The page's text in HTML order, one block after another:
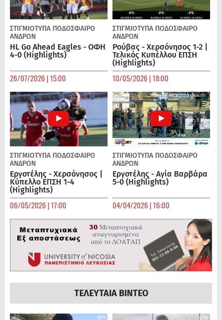
ΣΤΙΓΜΙΟΤΥΠΑ ΠΟΔΌΣΦΑΙΡΟ
ΑΝΔΡΏΝ
HL Go Ahead Eagles - ΟΦΗ
4-0 (Highlights)
26/07/2026 | 15:00
ΣΤΙΓΜΙΟΤΥΠΑ ΠΟΔΌΣΦΑΙΡΟ
ΑΝΔΡΏΝ
Ρούβας - Χερσόνησος 1-2 |
Τελικός Κυπέλλου ΕΠΣΗ
(Highlights)
10/05/2026 | 18:00
ΣΤΙΓΜΙΟΤΥΠΑ ΠΟΔΌΣΦΑΙΡΟ
ΑΝΔΡΏΝ
Εργοτέλης - Χερσόνησος |
Κύπελλο ΕΠΣΗ 1-4
(Highlights)
06/05/2026 | 17:00
ΣΤΙΓΜΙΟΤΥΠΑ ΠΟΔΌΣΦΑΙΡΟ
ΑΝΔΡΏΝ
Εργοτέλης - Αγία Βαρβάρα
5-0 (Highlights)
04/04/2026 | 16:00
ΤΕΛΕΥΤΑΙΑ ΒΙΝΤΕΟ